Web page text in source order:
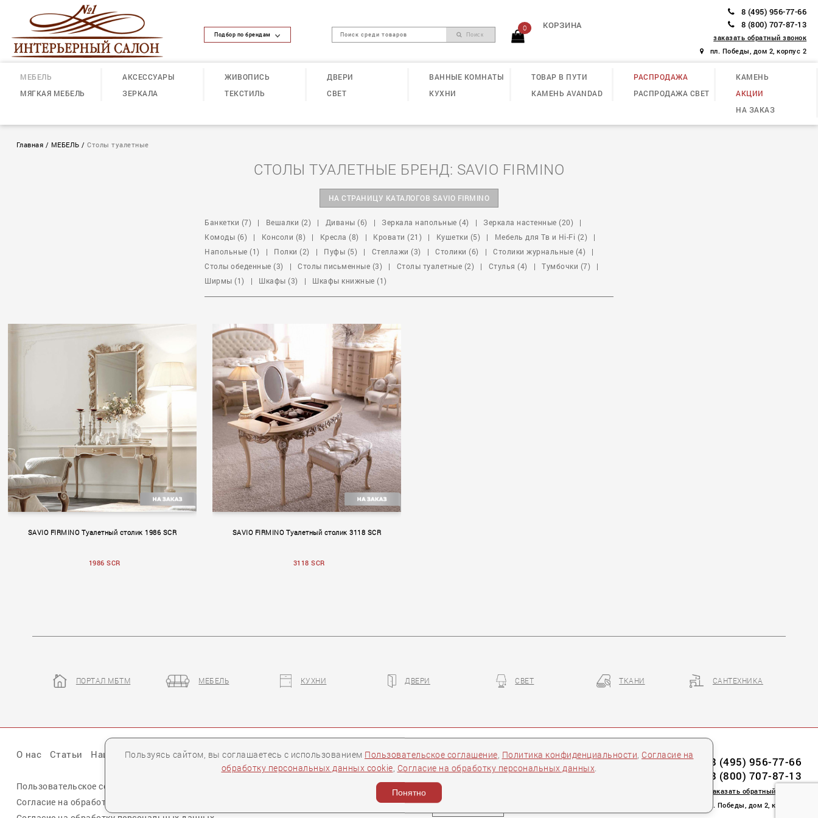
Подбор по брендам Поиск
0 КОРЗИНА
8 (495) 956-77-66
8 (800) 707-87-13
заказать обратный звонок
пл. Победы, дом 2, корпус 2
МЕБЕЛЬ
МЯГКАЯ МЕБЕЛЬ
АКСЕССУАРЫ
ЗЕРКАЛА
ЖИВОПИСЬ
ТЕКСТИЛЬ
ДВЕРИ
СВЕТ
ВАННЫЕ КОМНАТЫ
КУХНИ
ТОВАР В ПУТИ
КАМЕНЬ AVANDAD
РАСПРОДАЖА
РАСПРОДАЖА СВЕТ
КАМЕНЬ
АКЦИИ
НА ЗАКАЗ
Главная / МЕБЕЛЬ /Столы туалетные
СТОЛЫ ТУАЛЕТНЫЕ БРЕНД: SAVIO FIRMINO
НА СТРАНИЦУ КАТАЛОГОВ SAVIO FIRMINO
Банкетки (7) | Вешалки (2) | Диваны (6) | Зеркала напольные (4) | Зеркала настенные (20)
|
Комоды (6)
| Консоли (8) | Кресла (8) | Кровати (21) | Кушетки (5) | Мебель для Тв и Hi-Fi (2)
|
Напольные (1)
| Полки (2) | Пуфы (5) | Стеллажи (3) | Столики (6) | Столики журнальные (4)
|
Столы обеденные (3)
| Столы письменные (3) | Столы туалетные (2) | Стулья (4) | Тумбочки (7)
|
Ширмы (1)
| Шкафы (3) | Шкафы книжные (1)
SAVIO FIRMINO Туалетный столик 1986 SCR
1986 SCR
SAVIO FIRMINO Туалетный столик 3118 SCR
3118 SCR
Пользуясь сайтом, вы соглашаетесь с использованием Пользовательское соглашение, Политика конфиденциальности, Согласие на
обработку персональных данных cookie, Согласие на обработку персональных данных.
Понятно
ПОРТАЛ МБТМ МЕБЕЛЬ КУХНИ ДВЕРИ СВЕТ ТКАНИ САНТЕХНИКА
О нас Статьи Наши презентации Бренды Партнеры Контакты
Пользовательское соглашение
Согласие на обработку персональных данных cookie
Следите за нами:
8 (495) 956-77-66
8 (800) 707-87-13
заказать обратный звонок
пл. Победы, дом 2, корпус 2